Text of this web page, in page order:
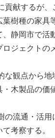
献するが、
樹種の家具
静岡市で活
ジェクトの
観点から地
木製品の価
流通・活用
考察する。